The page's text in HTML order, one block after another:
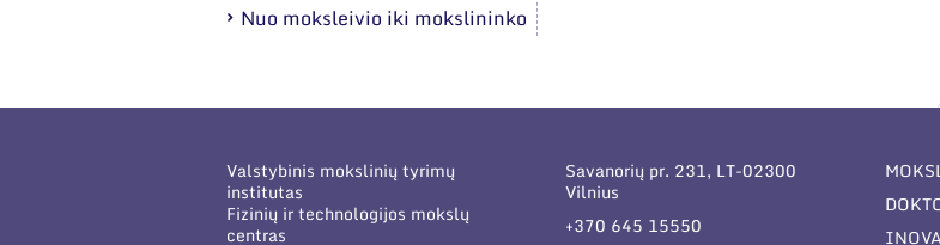
Nuo moksleivio iki mokslininko
Valstybinis mokslinių tyrimų
institutas
Fizinių ir technologijos mokslų
centras
Savanorių pr. 231, LT-02300
Vilnius
+370 645 15550